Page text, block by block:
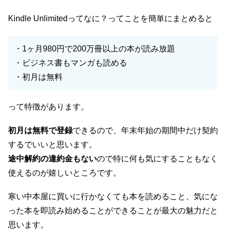
Kindle Unlimitedってなに？ってことを簡単にまとめると
・1ヶ月980円で200万冊以上の本が読み放題
・ビジネス書もマンガも読める
・初月は無料
って特徴があります。
初月は無料で登録できるので、年末年始の期間中だけ契約
するでいいと思います。
途中解約の違約金もないので特に何も気にすることもなく
使えるのが嬉しいところです。
寒い中本屋に買いに行かなくても本を読めること、気にな
った本を即読み始めることができることが最大の魅力だと
思います。